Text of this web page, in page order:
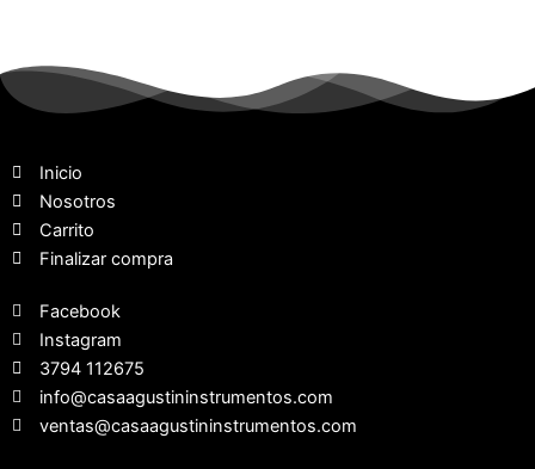
Inicio
Nosotros
Carrito
Finalizar compra
Facebook
Instagram
3794 112675
info@casaagustininstrumentos.com
ventas@casaagustininstrumentos.com